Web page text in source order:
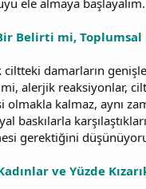
ele almaya başlayalım.
Belirti mi, Toplumsal
ciltteki damarların
alerjik reaksiyonlar,
kalmaz, aynı
baskılarla
gerektiğini
ve Yüzde